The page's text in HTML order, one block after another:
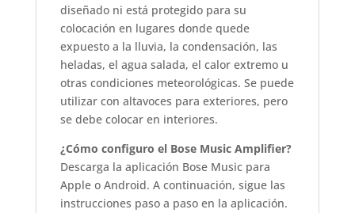
diseñado ni está protegido para su
colocación en lugares donde quede
expuesto a la lluvia, la condensación, las
heladas, el agua salada, el calor extremo u
otras condiciones meteorológicas. Se puede
utilizar con altavoces para exteriores, pero
se debe colocar en interiores.
¿Cómo configuro el Bose Music Amplifier?
Descarga la aplicación Bose Music para
Apple o Android. A continuación, sigue las
instrucciones paso a paso en la aplicación.